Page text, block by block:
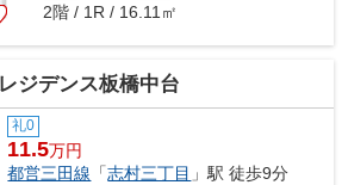
2階 / 1R / 16.11㎡
ジデンス板橋中台
礼0
11.5万円
都営三田線 「志村三丁目 」駅 徒歩9分